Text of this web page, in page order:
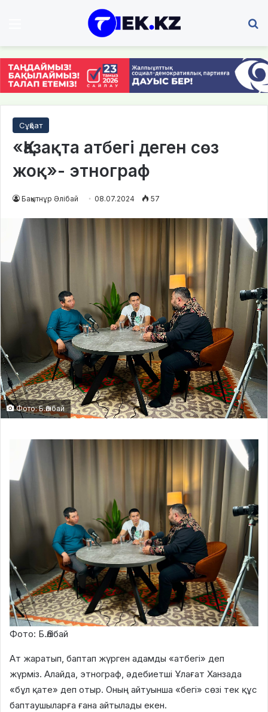
Сұқбат
«Қазақта атбегі деген сөз
жоқ»- этнограф
Бақытнұр Әлібай 08.07.2024 57
Фото: Б.Әлібай
Фото: Б.Әлібай
Ат жаратып, баптап жүрген адамды «атбегі» деп
жүрміз. Алайда, этнограф, әдебиетші Ұлағат Ханзада
«бұл қате» деп отыр. Оның айтуынша «бегі» сөзі тек құс
баптаушыларға ғана айтылады екен.